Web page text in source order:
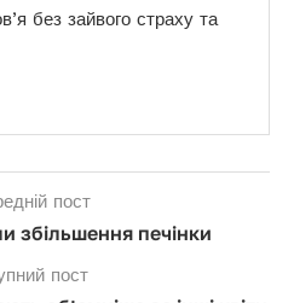
без зайвого страху та
пост
збільшення печінки
пост